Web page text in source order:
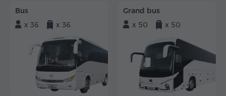
Bus
x 36
x 36
Grand bus
x 50
x 50